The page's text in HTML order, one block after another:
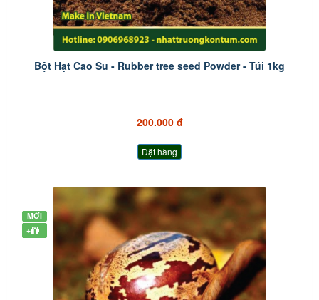
Bột Hạt Cao Su - Rubber tree seed Powder - Túi 1kg
200.000 đ
Đặt hàng
MỚI
+